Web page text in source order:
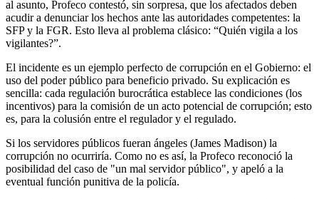
al asunto, Profeco contestó, sin sorpresa, que los afectados deben
acudir a denunciar los hechos ante las autoridades competentes: la
SFP y la FGR. Esto lleva al problema clásico: “Quién vigila a los
vigilantes?”.
El incidente es un ejemplo perfecto de corrupción en el Gobierno: el
uso del poder público para beneficio privado. Su explicación es
sencilla: cada regulación burocrática establece las condiciones (los
incentivos) para la comisión de un acto potencial de corrupción; esto
es, para la colusión entre el regulador y el regulado.
Si los servidores públicos fueran ángeles (James Madison) la
corrupción no ocurriría. Como no es así, la Profeco reconoció la
posibilidad del caso de "un mal servidor público", y apeló a la
eventual función punitiva de la policía.